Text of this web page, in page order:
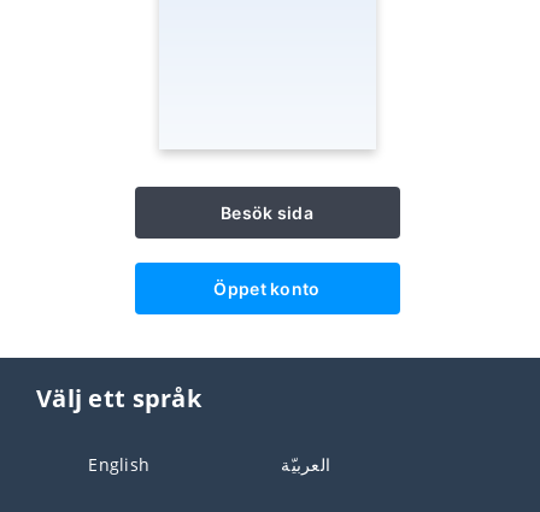
Besök sida
Öppet konto
Välj ett språk
English العربيّة